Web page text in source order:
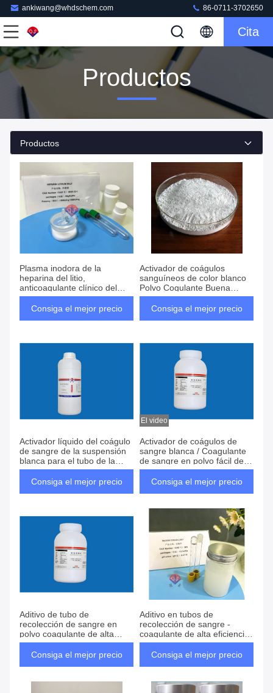
ankiwang@whdschem.com 86-0711-3702650
Cita
Productos
Productos
Plasma inodora de la
heparina del litio,
anticoagulante clínico del
hospital en sangre
Consiga el mejor precio
Activador de coágulos
sanguíneos de color blanco
Polvo Cogulante Buena
suspensión
Consiga el mejor precio
Activador líquido del coágulo
de sangre de la suspensión
blanca para el tubo de la
colección de la sangre del
vacíoConsiga el mejor precio
El video
Activador de coágulos de
sangre blanca / Coagulante
de sangre en polvo fácil de
absorber la humedad
Consiga el mejor precio
Aditivo de tubo de
recolección de sangre en
polvo coagulante de alta
eficiencia Envasado
convencional 500 g/botella
Consiga el mejor precio
Aditivo en tubos de
recolección de sangre -
coagulante de alta eficiencia
y suspensión de coagulante
Consiga el mejor precio